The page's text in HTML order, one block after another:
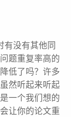
有没有其他同
题重复率高的
低了吗？许多
然听起来听起
一个我们想的
让你的论文重